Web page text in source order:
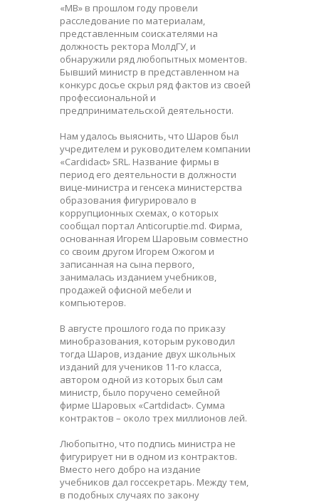
«МВ» в прошлом году провели
расследование по материалам,
представленным соискателями на
должность ректора МолдГУ, и
обнаружили ряд любопытных моментов.
Бывший министр в представленном на
конкурс досье скрыл ряд фактов из своей
профессиональной и
предпринимательской деятельности.
Нам удалось выяснить, что Шаров был
учредителем и руководителем компании
«Cardidact» SRL. Название фирмы в
период его деятельности в должности
вице-министра и генсека министерства
образования фигурировало в
коррупционных схемах, о которых
сообщал портал Аnticoruptie.md. Фирма,
основанная Игорем Шаровым совместно
со своим другом Игорем Ожогом и
записанная на сына первого,
занималась изданием учебников,
продажей офисной мебели и
компьютеров.
В августе прошлого года по приказу
минобразования, которым руководил
тогда Шаров, издание двух школьных
изданий для учеников 11-го класса,
автором одной из которых был сам
министр, было поручено семейной
фирме Шаровых «Cartdidact». Сумма
контрактов – около трех миллионов лей.
Любопытно, что подпись министра не
фигурирует ни в одном из контрактов.
Вместо него добро на издание
учебников дал госсекретарь. Между тем,
в подобных случаях по закону